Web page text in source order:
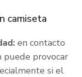
camiseta
en contacto
provocar
si el